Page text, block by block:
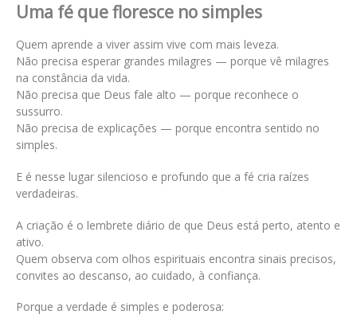
Uma fé que floresce no simples
Quem aprende a viver assim vive com mais leveza.
Não precisa esperar grandes milagres — porque vê milagres
na constância da vida.
Não precisa que Deus fale alto — porque reconhece o
sussurro.
Não precisa de explicações — porque encontra sentido no
simples.
E é nesse lugar silencioso e profundo que a fé cria raízes
verdadeiras.
A criação é o lembrete diário de que Deus está perto, atento e
ativo.
Quem observa com olhos espirituais encontra sinais precisos,
convites ao descanso, ao cuidado, à confiança.
Porque a verdade é simples e poderosa: